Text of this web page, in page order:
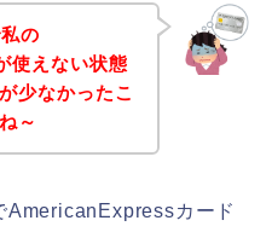
の
えない状態
少なかったこ
～
AmericanExpressカード